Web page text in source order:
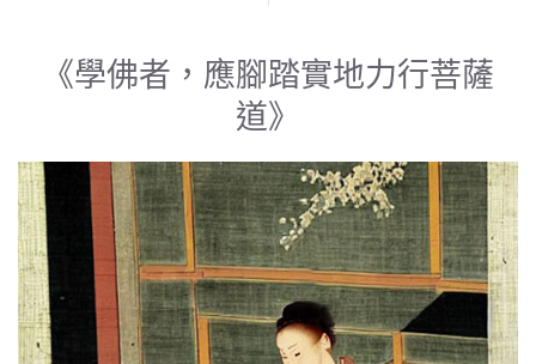
《學佛者，應腳踏實地力行菩薩
道》